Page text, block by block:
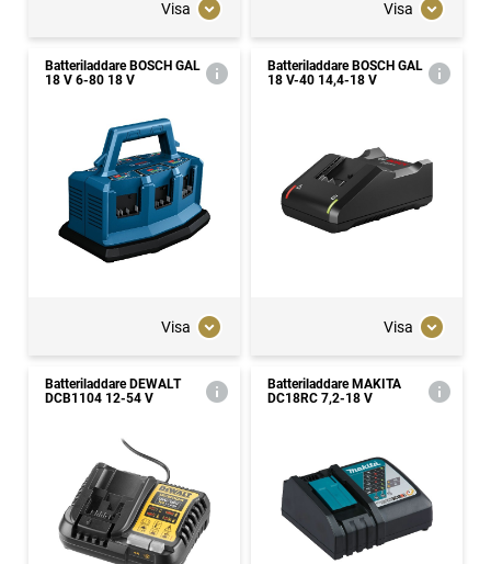
Visa Visa
Batteriladdare BOSCH GAL
18 V 6-80 18 V
Visa
Batteriladdare BOSCH GAL
18 V-40 14,4-18 V
Visa
Batteriladdare DEWALT
DCB1104 12-54 V
Batteriladdare MAKITA
DC18RC 7,2-18 V